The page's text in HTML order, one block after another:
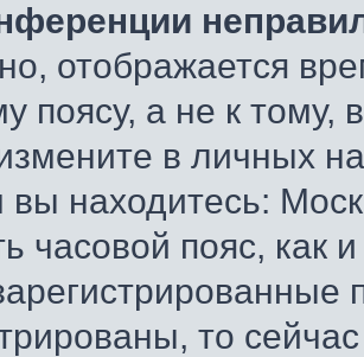
отображается
поясу, а не к тому,
в личных
вы находитесь:
часовой пояс, как
то